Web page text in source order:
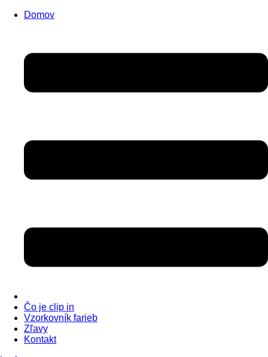
Domov
Čo je clip in
Vzorkovník farieb
Zľavy
Kontakt